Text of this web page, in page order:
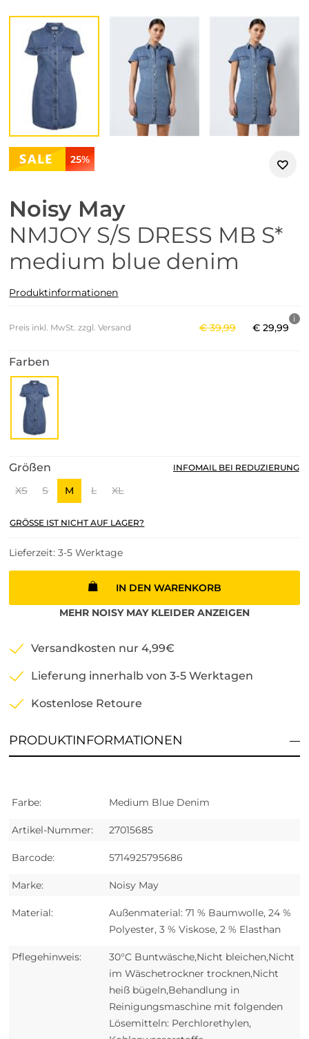
25%
Noisy May
NMJOY S/S DRESS MB S*
medium blue denim
Produktinformationen
Preis inkl. MwSt. zzgl. Versand €39,99 € 29,99
Farben
Größen
XS S M L XL
INFOMAIL BEI REDUZIERUNG
GRÖSSE IST NICHT AUF LAGER?
Lieferzeit: 3-5 Werktage
IN DEN WARENKORB
MEHR NOISY MAY KLEIDER ANZEIGEN
Versandkosten nur 4,99€
Lieferung innerhalb von 3-5 Werktagen
Kostenlose Retoure
PRODUKTINFORMATIONEN
Farbe: Medium Blue Denim
Artikel-Nummer: 27015685
Barcode: 5714925795686
Marke: Noisy May
Material:
Außenmaterial: 71 % Baumwolle, 24 %
Polyester, 3 % Viskose, 2 % Elasthan
Pflegehinweis:
30°C Buntwäsche,Nicht bleichen,Nicht
im Wäschetrockner trocknen,Nicht
heiß bügeln,Behandlung in
Reinigungsmaschine mit folgenden
Lösemitteln: Perchlorethylen,